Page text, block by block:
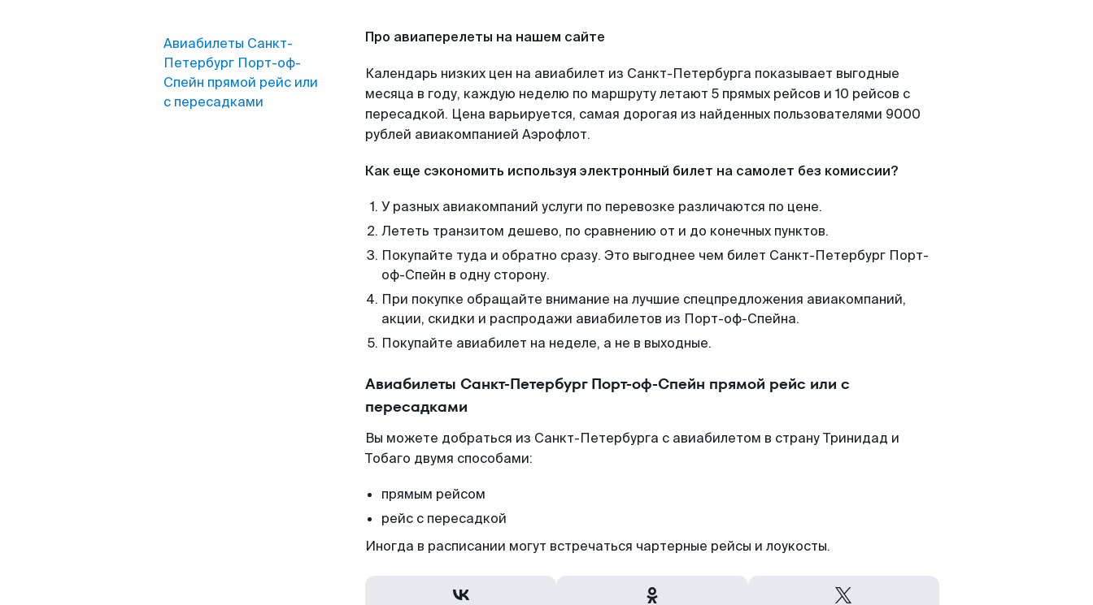
Авиабилеты Санкт-
Петербург Порт-оф-
Спейн прямой рейс или
с пересадками
Про авиаперелеты на нашем сайте
Календарь низких цен на авиабилет из Санкт-Петербурга показывает выгодные
месяца в году, каждую неделю по маршруту летают 5 прямых рейсов и 10 рейсов с
пересадкой. Цена варьируется, самая дорогая из найденных пользователями 9000
рублей авиакомпанией Аэрофлот.
Как еще сэкономить используя электронный билет на самолет без комиссии?
У разных авиакомпаний услуги по перевозке различаются по цене.
Лететь транзитом дешево, по сравнению от и до конечных пунктов.
Покупайте туда и обратно сразу. Это выгоднее чем билет Санкт-Петербург Порт-
оф-Спейн в одну сторону.
При покупке обращайте внимание на лучшие спецпредложения авиакомпаний,
акции, скидки и распродажи авиабилетов из Порт-оф-Спейна.
Покупайте авиабилет на неделе, а не в выходные.
Авиабилеты Санкт-Петербург Порт-оф-Спейн прямой рейс или с
пересадками
Вы можете добраться из Санкт-Петербурга с авиабилетом в страну Тринидад и
Тобаго двумя способами:
прямым рейсом
рейс с пересадкой
Иногда в расписании могут встречаться чартерные рейсы и лоукосты.